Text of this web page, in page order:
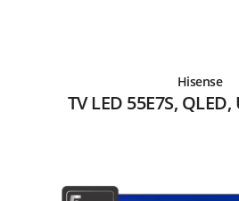
Hisense
TV LED 55E7S,